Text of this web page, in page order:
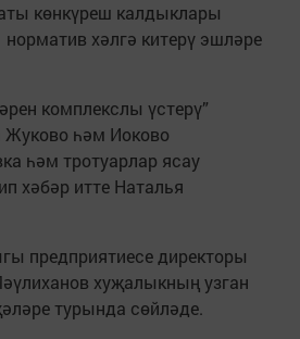
көнкүреш калдыклары
хәлгә китерү эшләре
комплекслы үстерү”
һәм Иоково
һәм тротуарлар ясау
хәбәр итте Наталья
предприятиесе директоры
хуҗалыкның узган
турында сөй­ләде.